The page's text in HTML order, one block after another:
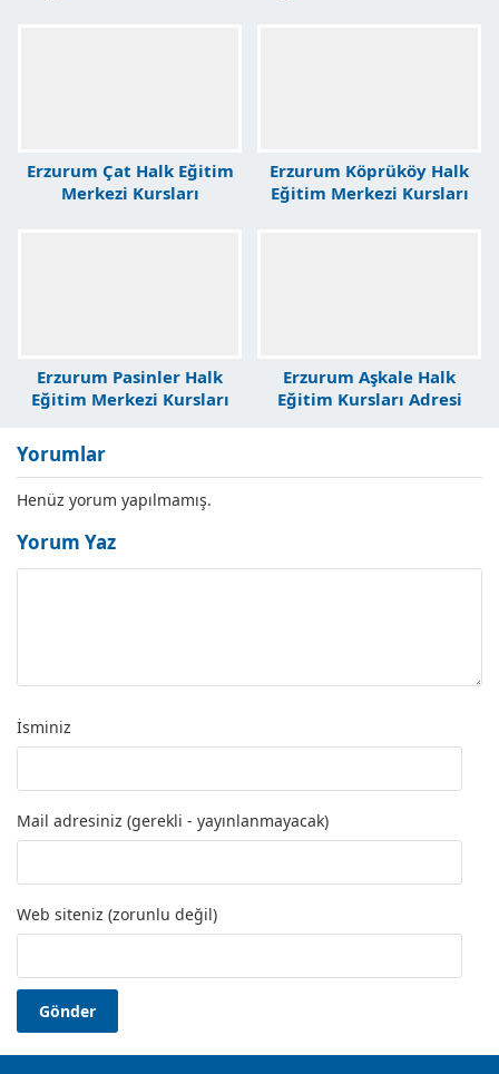
Erzurum Çat Halk Eğitim
Merkezi Kursları
Erzurum Köprüköy Halk
Eğitim Merkezi Kursları
Erzurum Pasinler Halk
Eğitim Merkezi Kursları
Erzurum Aşkale Halk
Eğitim Kursları Adresi
Yorumlar
Henüz yorum yapılmamış.
Yorum Yaz
İsminiz
Mail adresiniz (gerekli - yayınlanmayacak)
Web siteniz (zorunlu değil)